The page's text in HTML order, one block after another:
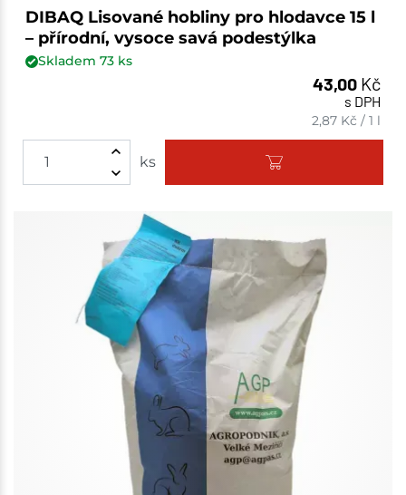
DIBAQ Lisované hobliny pro hlodavce 15 l
– přírodní, vysoce savá podestýlka
Skladem 73ks
43,00 Kč
s DPH
2,87 Kč /1 l
ks